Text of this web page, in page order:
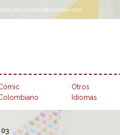
Otros
Idiomas